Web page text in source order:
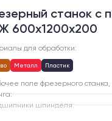
станок с
600х1200х200
для обработки:
Металл Пластик
поле фрезерного станка,
шпинделя: